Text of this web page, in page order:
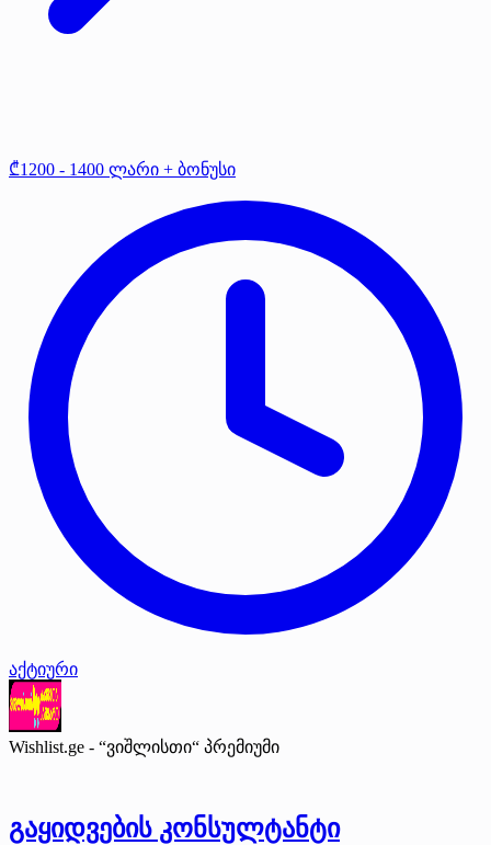
₾1200 - 1400 ლარი + ბონუსი
აქტიური
Wishlist.ge - “ვიშლისთი“ პრემიუმი
გაყიდვების კონსულტანტი